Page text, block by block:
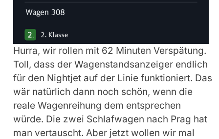
Hurra, wir rollen mit 62 Minuten Verspätung.
Toll, dass der Wagenstandsanzeiger endlich
für den Nightjet auf der Linie funktioniert. Das
wär natürlich dann noch schön, wenn die
reale Wagenreihung dem entsprechen
würde. Die zwei Schlafwagen nach Prag hat
man vertauscht. Aber jetzt wollen wir mal